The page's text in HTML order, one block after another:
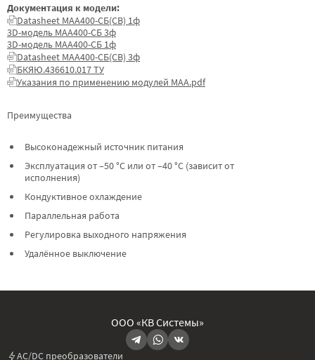
Преимущества
Высоконадежный источник питания
Эксплуатация от –50 °C или от –40 °C (зависит от
исполнения)
Кондуктивное охлаждение
Параллельная работа
Регулировка выходного напряжения
Удалённое выключение
Документация к модели:
Datasheet МАА400-СБ(СВ) 1ф
3D-модель МАА400-СБ 3ф
3D-модель МАА400-СБ 1ф
Datasheet МАА400-СБ(СВ) 3ф
БКЯЮ.436610.017 ТУ
Указания по применению модулей МАА.pdf
ООО «КВ Системы»
AC/DC преобразователи